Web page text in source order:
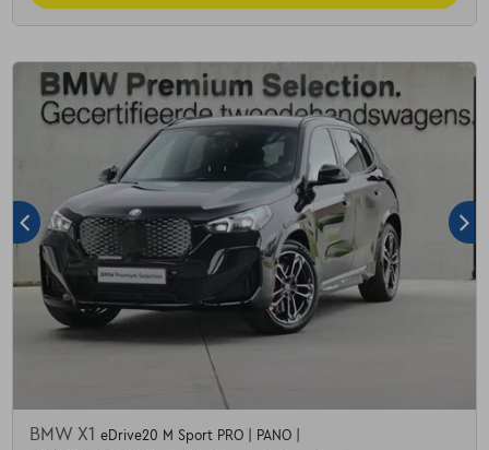
BMW X1 eDrive20 M Sport PRO | PANO |